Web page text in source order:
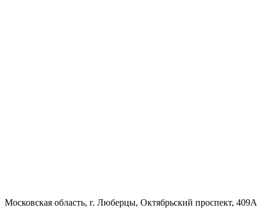
Московская область, г. Люберцы, Октябрьский проспект, 409А